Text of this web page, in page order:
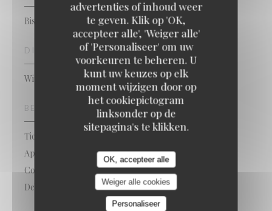
advertenties of inhoud weer
te geven. Klik op 'OK,
accepteer alle', 'Weiger alle'
of 'Personaliseer' om uw
voorkeuren te beheren. U
kunt uw keuzes op elk
moment wijzigen door op
het cookiepictogram
linksonder op de
sitepagina's te klikken.
OK, accepteer alle
Weiger alle cookies
Personaliseer
Bistronomique
DIENSTEN
Wifi, Private Hire, Terras, Geblokkeerde toegang
BETAALMETHODEN
Ticket restaurant dématérialisé, American Express,
Apple Pay, Paiement Sans ContactPaiement Sans
Contact, Eurocard / Mastercard, Contant geld, Visa,
Debetkaart